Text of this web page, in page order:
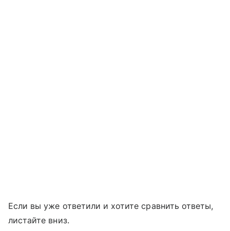
Если вы уже ответили и хотите сравнить ответы,
листайте вниз.